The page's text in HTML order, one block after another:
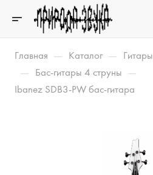
Главная — Каталог — Гитары
— Бас-гитары 4 струны —
Ibanez SDB3-PW бас-гитара